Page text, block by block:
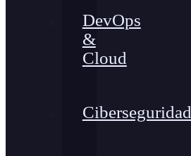
DevOps
&
Cloud
Ciberseguridad